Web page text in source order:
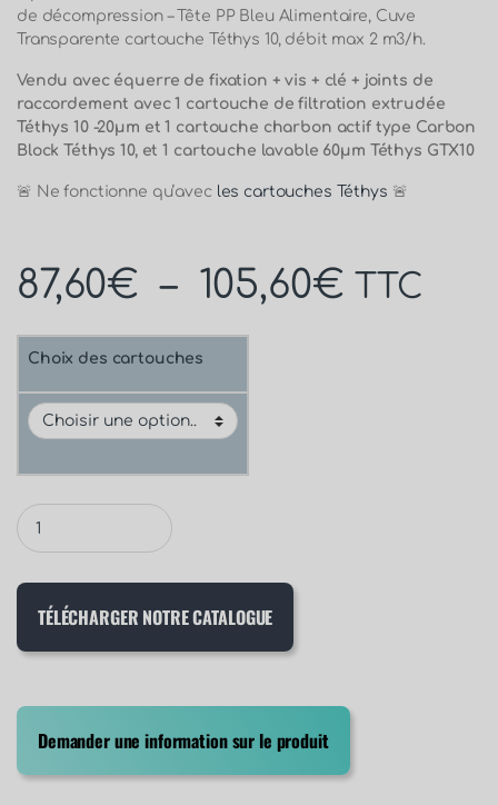
de décompression – Tête PP Bleu Alimentaire, Cuve
Transparente cartouche Téthys 10, débit max 2 m3/h.
Vendu avec équerre de fixation + vis + clé + joints de
raccordement avec 1 cartouche de filtration extrudée
Téthys 10 -20µm et 1 cartouche charbon actif type Carbon
Block Téthys 10, et 1 cartouche lavable 60µm Téthys GTX10
🚨 Ne fonctionne qu’avec les cartouches Téthys 🚨
87,60€ – 105,60€ TTC
Choix des cartouches
TÉLÉCHARGER NOTRE CATALOGUE
Demander une information sur le produit